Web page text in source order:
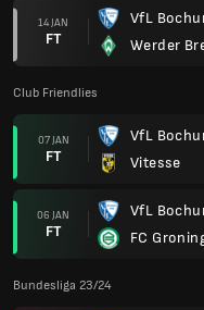
14 JAN
FT
VfL
Werder
Club Friendlies
07 JAN
FT
VfL
Vitesse
06 JAN
FT
VfL
FC
Bundesliga 23/24